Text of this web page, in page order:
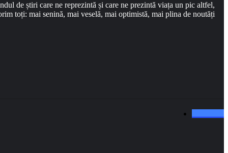
de știri care ne reprezintă și care ne prezintă viața un pic altfel,
toți: mai senină, mai veselă, mai optimistă, mai plina de noutăți